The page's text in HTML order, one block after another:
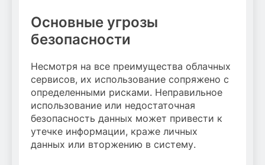
Основные угрозы
безопасности
Несмотря на все преимущества облачных
сервисов, их использование сопряжено с
определенными рисками. Неправильное
использование или недостаточная
безопасность данных может привести к
утечке информации, краже личных
данных или вторжению в систему.